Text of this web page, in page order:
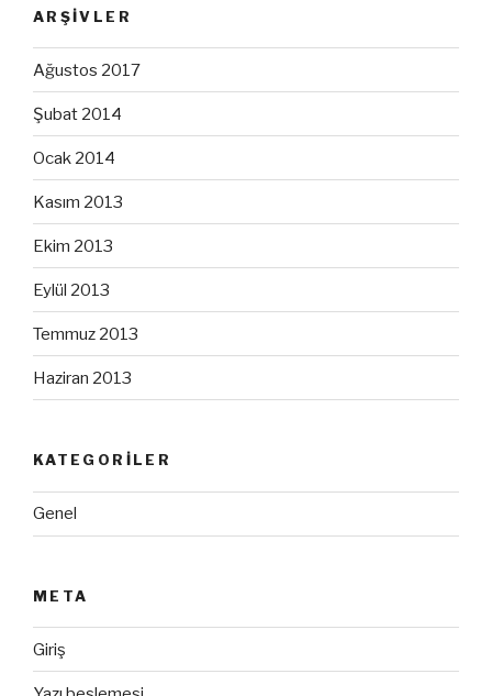
ARŞIVLER
Ağustos 2017
Şubat 2014
Ocak 2014
Kasım 2013
Ekim 2013
Eylül 2013
Temmuz 2013
Haziran 2013
KATEGORILER
Genel
META
Giriş